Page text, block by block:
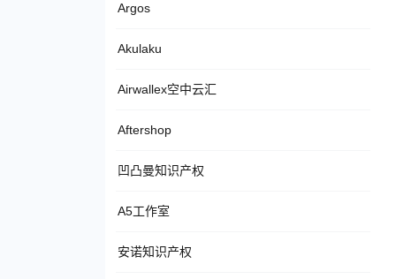
Argos
Akulaku
Airwallex空中云汇
Aftershop
凹凸曼知识产权
A5工作室
安诺知识产权